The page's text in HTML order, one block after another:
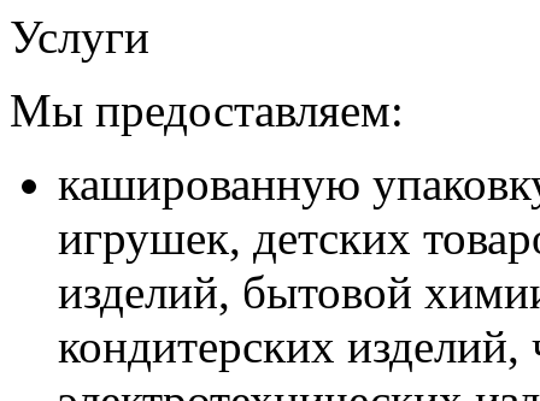
Услуги
Мы предоставляем:
кашированную
игрушек, детских
изделий, бытовой
кондитерских